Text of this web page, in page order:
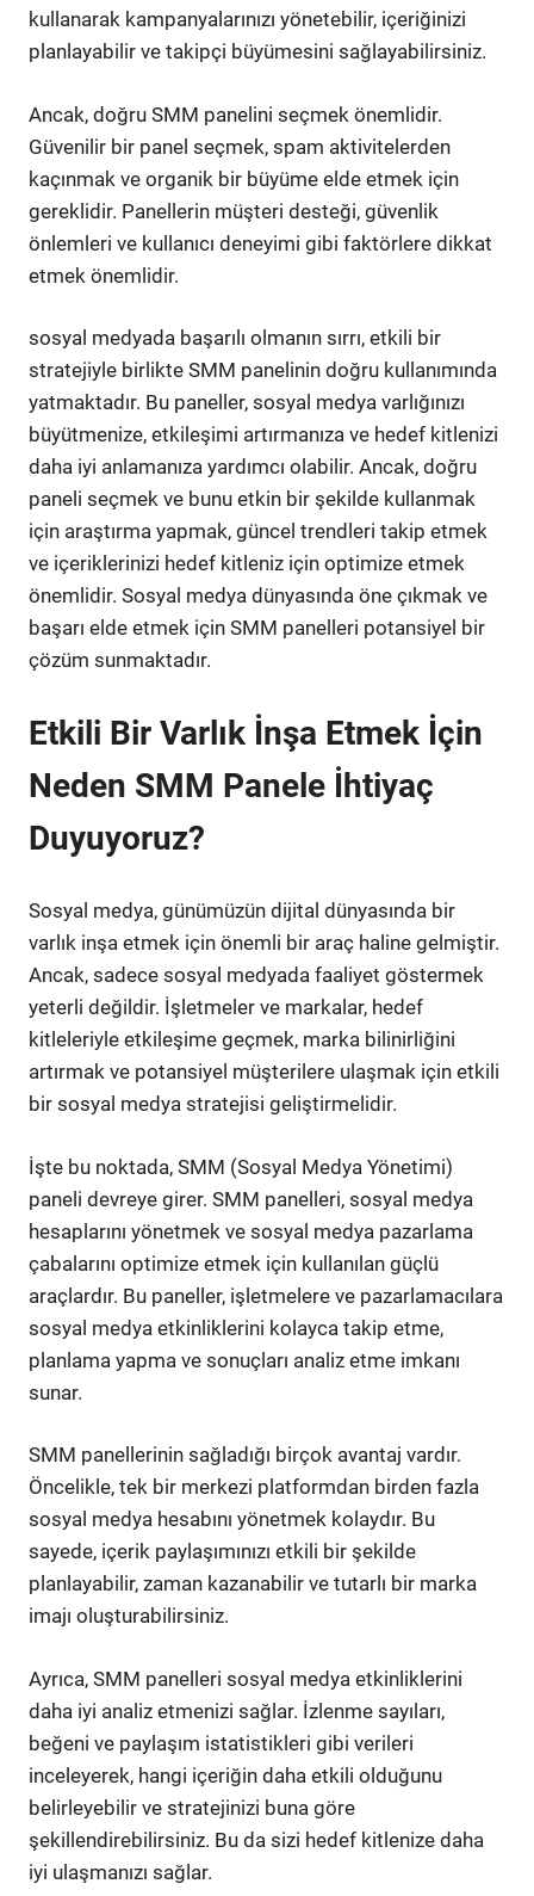
kullanarak kampanyalarınızı yönetebilir, içeriğinizi
planlayabilir ve takipçi büyümesini sağlayabilirsiniz.
Ancak, doğru SMM panelini seçmek önemlidir.
Güvenilir bir panel seçmek, spam aktivitelerden
kaçınmak ve organik bir büyüme elde etmek için
gereklidir. Panellerin müşteri desteği, güvenlik
önlemleri ve kullanıcı deneyimi gibi faktörlere dikkat
etmek önemlidir.
sosyal medyada başarılı olmanın sırrı, etkili bir
stratejiyle birlikte SMM panelinin doğru kullanımında
yatmaktadır. Bu paneller, sosyal medya varlığınızı
büyütmenize, etkileşimi artırmanıza ve hedef kitlenizi
daha iyi anlamanıza yardımcı olabilir. Ancak, doğru
paneli seçmek ve bunu etkin bir şekilde kullanmak
için araştırma yapmak, güncel trendleri takip etmek
ve içeriklerinizi hedef kitleniz için optimize etmek
önemlidir. Sosyal medya dünyasında öne çıkmak ve
başarı elde etmek için SMM panelleri potansiyel bir
çözüm sunmaktadır.
Etkili Bir Varlık İnşa Etmek İçin
Neden SMM Panele İhtiyaç
Duyuyoruz?
Sosyal medya, günümüzün dijital dünyasında bir
varlık inşa etmek için önemli bir araç haline gelmiştir.
Ancak, sadece sosyal medyada faaliyet göstermek
yeterli değildir. İşletmeler ve markalar, hedef
kitleleriyle etkileşime geçmek, marka bilinirliğini
artırmak ve potansiyel müşterilere ulaşmak için etkili
bir sosyal medya stratejisi geliştirmelidir.
İşte bu noktada, SMM (Sosyal Medya Yönetimi)
paneli devreye girer. SMM panelleri, sosyal medya
hesaplarını yönetmek ve sosyal medya pazarlama
çabalarını optimize etmek için kullanılan güçlü
araçlardır. Bu paneller, işletmelere ve pazarlamacılara
sosyal medya etkinliklerini kolayca takip etme,
planlama yapma ve sonuçları analiz etme imkanı
sunar.
SMM panellerinin sağladığı birçok avantaj vardır.
Öncelikle, tek bir merkezi platformdan birden fazla
sosyal medya hesabını yönetmek kolaydır. Bu
sayede, içerik paylaşımınızı etkili bir şekilde
planlayabilir, zaman kazanabilir ve tutarlı bir marka
imajı oluşturabilirsiniz.
Ayrıca, SMM panelleri sosyal medya etkinliklerini
daha iyi analiz etmenizi sağlar. İzlenme sayıları,
beğeni ve paylaşım istatistikleri gibi verileri
inceleyerek, hangi içeriğin daha etkili olduğunu
belirleyebilir ve stratejinizi buna göre
şekillendirebilirsiniz. Bu da sizi hedef kitlenize daha
iyi ulaşmanızı sağlar.